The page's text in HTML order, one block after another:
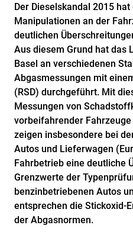
Der Dieselskandal 2015
Manipulationen an der
deutlichen
Aus diesem Grund hat das
Basel an verschiedenen
Abgasmessungen mit
(RSD) durchgeführt. Mit
Messungen von
vorbeifahrender
zeigen insbesondere bei
Autos und Lieferwagen
Fahrbetrieb eine deutliche
Grenzwerte der
benzinbetriebenen Autos
entsprechen die Stickoxid-
der Abgasnormen.